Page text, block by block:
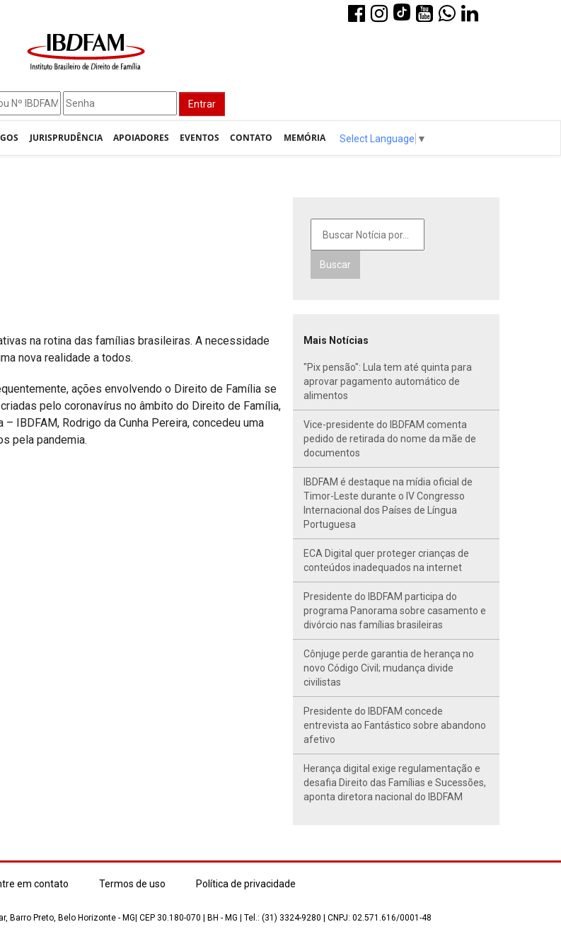
Entrar
JURISPRUDÊNCIA APOIADORES EVENTOS CONTATO MEMÓRIA Select Language ▼
na rotina das famílias brasileiras. A necessidade
nova realidade a todos.
ações envolvendo o Direito de Família se
pelo coronavírus no âmbito do Direito de Família,
IBDFAM, Rodrigo da Cunha Pereira, concedeu uma
pela pandemia.
Buscar
Mais Notícias
"Pix pensão": Lula tem até quinta para
aprovar pagamento automático de
alimentos
Vice-presidente do IBDFAM comenta
pedido de retirada do nome da mãe de
documentos
IBDFAM é destaque na mídia oficial de
Timor-Leste durante o IV Congresso
Internacional dos Países de Língua
Portuguesa
ECA Digital quer proteger crianças de
conteúdos inadequados na internet
Presidente do IBDFAM participa do
programa Panorama sobre casamento e
divórcio nas famílias brasileiras
Cônjuge perde garantia de herança no
novo Código Civil; mudança divide
civilistas
Presidente do IBDFAM concede
entrevista ao Fantástico sobre abandono
afetivo
Herança digital exige regulamentação e
desafia Direito das Famílias e Sucessões,
aponta diretora nacional do IBDFAM
em contato Termos de uso Política de privacidade
Barro Preto, Belo Horizonte - MG| CEP 30.180-070 | BH - MG | Tel.: (31) 3324-9280 | CNPJ: 02.571.616/0001-48